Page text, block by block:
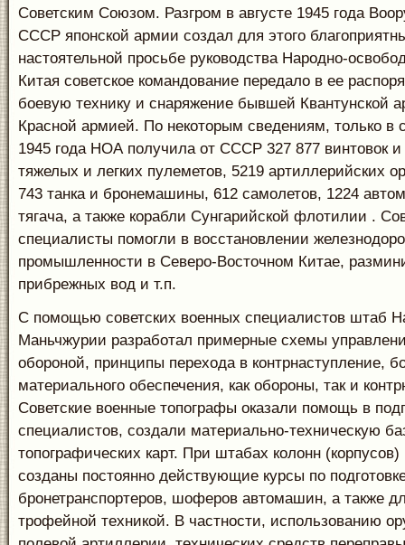
Советским Союзом. Разгром в августе 1945 года
СССР японской армии создал для этого
настоятельной просьбе руководства Народно-
Китая советское командование передало в ее
боевую технику и снаряжение бывшей Квантунской
Красной армией. По некоторым сведениям, только в
1945 года НОА получила от СССР 327 877 винтовок и
тяжелых и легких пулеметов, 5219 артиллерийских
743 танка и бронемашины, 612 самолетов, 1224
тягача, а также корабли Сунгарийской флотилии .
специалисты помогли в восстановлении
промышленности в Северо-Восточном Китае,
прибрежных вод и т.п.
С помощью советских военных специалистов штаб
Маньчжурии разработал примерные схемы
обороной, принципы перехода в контрнаступление,
материального обеспечения, как обороны, так и
Советские военные топографы оказали помощь в
специалистов, создали материально-техническую
топографических карт. При штабах колонн
созданы постоянно действующие курсы по
бронетранспортеров, шоферов автомашин, а также
трофейной техникой. В частности, использованию